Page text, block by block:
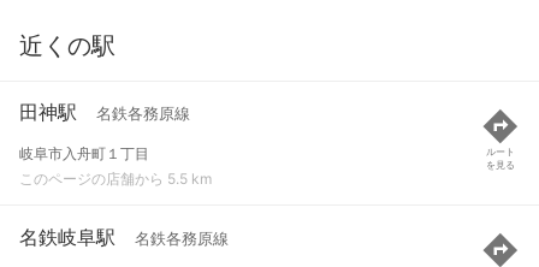
近くの駅
田神駅 名鉄各務原線
岐阜市入舟町１丁目
このページの店舗から 5.5 km
ルート
を見る
名鉄岐阜駅 名鉄各務原線